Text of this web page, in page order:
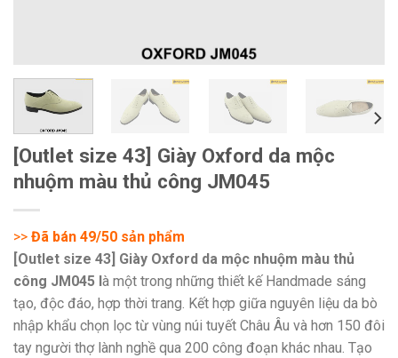
[Outlet size 43] Giày Oxford da mộc
nhuộm màu thủ công JM045
>> Đã bán 49/50 sản phẩm
[Outlet size 43] Giày Oxford da mộc nhuộm màu thủ
công JM045 l à một trong những thiết kế Handmade sáng
tạo, độc đáo, hợp thời trang. Kết hợp giữa nguyên liệu da bò
nhập khẩu chọn lọc từ vùng núi tuyết Châu Âu và hơn 150 đôi
tay người thợ lành nghề qua 200 công đoạn khác nhau. Tạo